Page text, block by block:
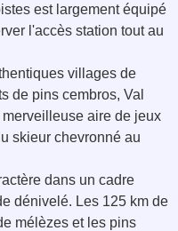
est largement équipé
l'accès station tout au
villages de
de pins cembros, Val
aire de jeux
skieur chevronné au
dans un cadre
dénivelé. Les 125 km de
mélèzes et les pins